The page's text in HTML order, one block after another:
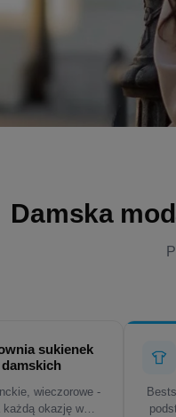
Damska
sukienek
damskich
wieczorowe -
każdą okazję w